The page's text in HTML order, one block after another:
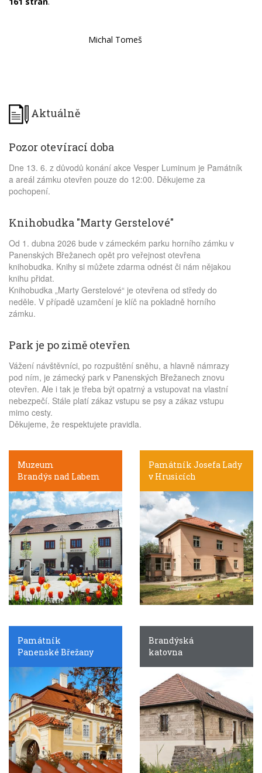
Michal Tomeš
Aktuálně
Pozor otevírací doba
Dne 13. 6. z důvodů konání akce Vesper Luminum je Památník
a areál zámku otevřen pouze do 12:00. Děkujeme za
pochopení.
Knihobudka "Marty Gerstelové"
Od 1. dubna 2026 bude v zámeckém parku horního zámku v
Panenských Břežanech opět pro veřejnost otevřena
knihobudka. Knihy si můžete zdarma odnést či nám nějakou
knihu přidat.
Knihobudka „Marty Gerstelové“ je otevřena od středy do
neděle. V případě uzamčení je klíč na pokladně horního
zámku.
Park je po zimě otevřen
Vážení návštěvníci, po rozpuštění sněhu, a hlavně námrazy
pod ním, je zámecký park v Panenských Břežanech znovu
otevřen. Ale i tak je třeba být opatrný a vstupovat na vlastní
nebezpečí. Stále platí zákaz vstupu se psy a zákaz vstupu
mimo cesty.
Děkujeme, že respektujete pravidla.
Muzeum
Brandýs nad Labem
Památník Josefa Lady
v Hrusicích
Památník
Panenské Břežany
Brandýská
katovna